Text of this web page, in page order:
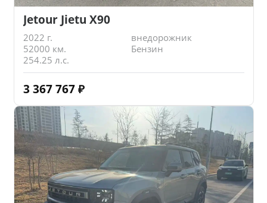
Jetour Jietu X90
2022 г.
внедорожник
52000 км.
Бензин
254.25 л.с.
3 367 767 ₽